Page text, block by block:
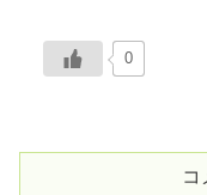
0
コ